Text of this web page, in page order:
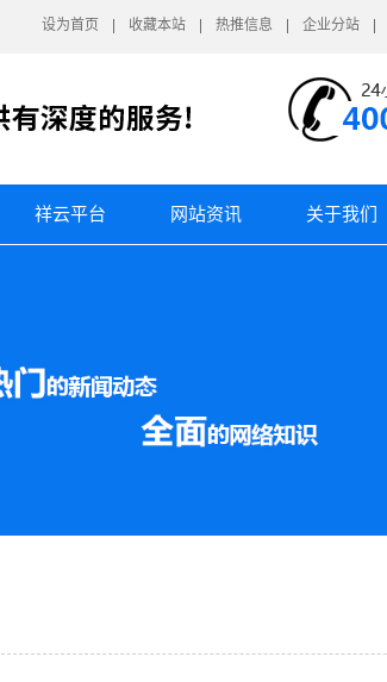
设为首页 收藏本站 热推信息 企业分站
祥云平台 网站资讯 关于我们